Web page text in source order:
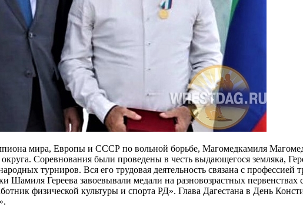
мира, Европы и СССР по вольной борьбе, Магомедкамиля
округа. Соревнования были проведены в честь выдающегося земляка,
турниров. Вся его трудовая деятельность связана с профессией
Шамиля Гереева завоевывали медали на разновозрастных
физической культуры и спорта РД». Глава Дагестана в День